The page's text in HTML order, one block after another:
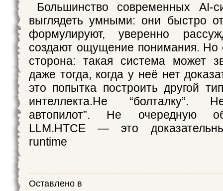
Большинство современных AI-
выглядеть умными: они быстро
формулируют, уверенно
создают ощущение понимания. Но
сторона: такая система может
даже тогда, когда у неё нет
это попытка построить другой
интеллекта.Не “болталку”.
автопилот”. Не очередную
LLM.HTCE — это
runtime
Оставлено в